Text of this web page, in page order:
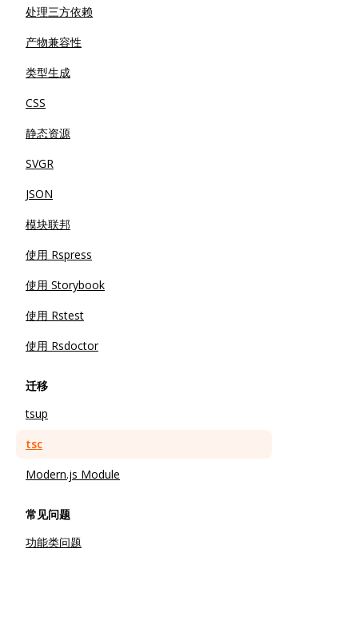
处理三方依赖
产物兼容性
类型生成
CSS
静态资源
SVGR
JSON
模块联邦
使用 Rspress
使用 Storybook
使用 Rstest
使用 Rsdoctor
迁移
tsup
tsc
Modern.js Module
常见问题
功能类问题